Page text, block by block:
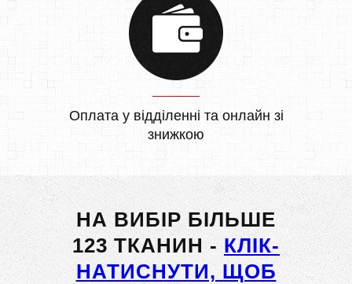
Оплата у відділенні та онлайн зі
знижкою
НА ВИБІР БІЛЬШЕ
123 ТКАНИН - КЛІК-
НАТИСНУТИ, ЩОБ